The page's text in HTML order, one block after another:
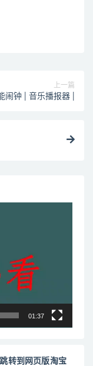
上一篇
闹钟 | 音乐播报器 |
01:37
转到网页版淘宝